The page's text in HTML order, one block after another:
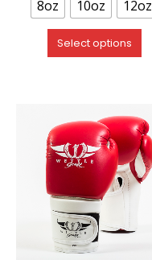
8oz 10oz 12oz
Select options